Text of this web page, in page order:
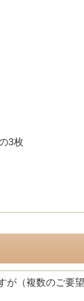
3枚
（複数のご要